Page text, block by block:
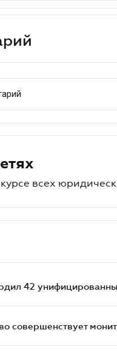
всех
42
совершенствует